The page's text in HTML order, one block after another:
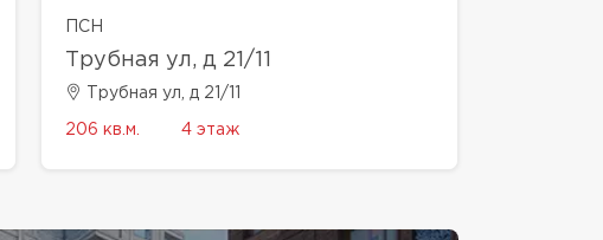
ПСН
Трубная ул, д 21/11
Трубная ул, д 21/11
206 кв.м. 4 этаж